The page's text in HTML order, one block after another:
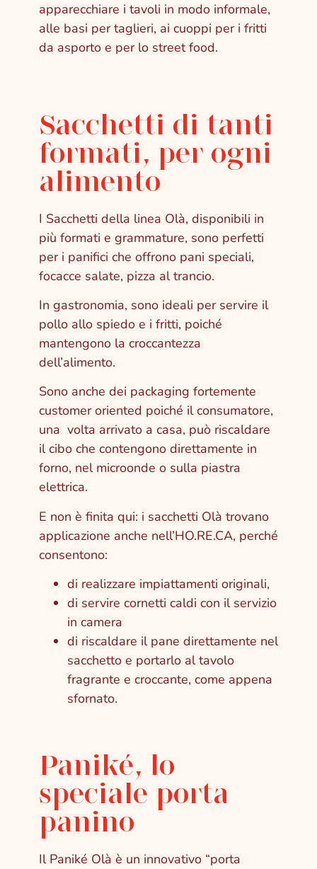
apparecchiare i tavoli in modo informale,
alle basi per taglieri, ai cuoppi per i fritti
da asporto e per lo street food.
Sacchetti di tanti
formati, per ogni
alimento
I Sacchetti della linea Olà, disponibili in
più formati e grammature, sono perfetti
per i panifici che offrono pani speciali,
focacce salate, pizza al trancio.
In gastronomia, sono ideali per servire il
pollo allo spiedo e i fritti, poiché
mantengono la croccantezza
dell’alimento.
Sono anche dei packaging fortemente
customer oriented poiché il consumatore,
una volta arrivato a casa, può riscaldare
il cibo che contengono direttamente in
forno, nel microonde o sulla piastra
elettrica.
E non è finita qui: i sacchetti Olà trovano
applicazione anche nell’HO.RE.CA, perché
consentono:
di realizzare impiattamenti originali,
di servire cornetti caldi con il servizio
in camera
di riscaldare il pane direttamente nel
sacchetto e portarlo al tavolo
fragrante e croccante, come appena
sfornato.
Paniké, lo
speciale porta
panino
Il Paniké Olà è un innovativo “porta